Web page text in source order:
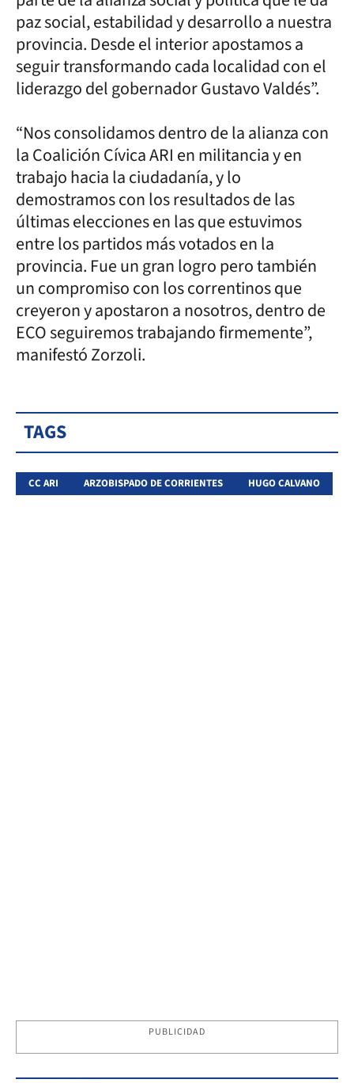
paz social, estabilidad y desarrollo a nuestra
provincia. Desde el interior apostamos a
seguir transformando cada localidad con el
liderazgo del gobernador Gustavo Valdés”.
“Nos consolidamos dentro de la alianza con
la Coalición Cívica ARI en militancia y en
trabajo hacia la ciudadanía, y lo
demostramos con los resultados de las
últimas elecciones en las que estuvimos
entre los partidos más votados en la
provincia. Fue un gran logro pero también
un compromiso con los correntinos que
creyeron y apostaron a nosotros, dentro de
ECO seguiremos trabajando firmemente”,
manifestó Zorzoli.
TAGS
CC ARI ARZOBISPADO DE CORRIENTES HUGO CALVANO
PUBLICIDAD